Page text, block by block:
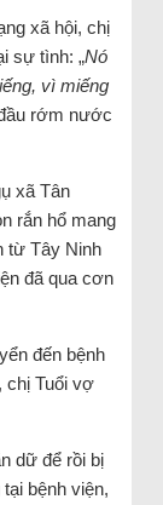
xã hội, chị
sự tình: „Nó
vì miếng
rớm nước
xã Tân
rắn hổ mang
từ Tây Ninh
đã qua cơn
đến bệnh
chị Tuổi vợ
dữ để rồi bị
bệnh viện,